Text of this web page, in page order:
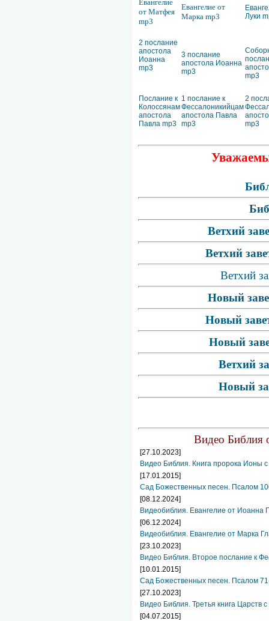
Евангелие
от Матфея
mp3
Евангелие от
Марка mp3
Луки
2 послание
апостола
Иоанна
mp3
3 послание
апостола Иоанна
mp3
mp3
Послание к
Колоссянам
апостола
Павла mp3
1 послание к
Фессалоникийцам
апостола Павла
mp3
2
mp3
Ветхий
Ветхий
Ветхий
Новый
Новый
Новый
Ветхий
Новый
Видео Библия
[27.10.2023]
Видео Библия. Книга пророка Ионы
[17.01.2015]
Сад Божественных песен. Псалом
[08.12.2024]
Видеобиблия. Евангелие от Иоанна
[06.12.2024]
Видеобиблия. Евангелие от Марка
[23.10.2023]
Видео Библия. Второе послание к
[10.01.2015]
Сад Божественных песен. Псалом
[27.10.2023]
Видео Библия. Третья книга Царств
[04.07.2015]